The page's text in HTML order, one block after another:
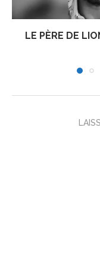
LE PÈRE DE